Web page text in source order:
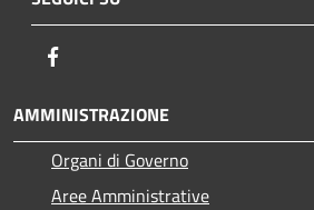
AMMINISTRAZIONE
Organi di Governo
Aree Amministrative